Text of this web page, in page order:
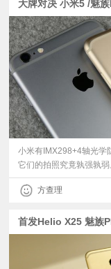
小米有IMX298+4轴光学
它们的拍照究竟孰强孰弱
方查理
首发Helio X25 魅族